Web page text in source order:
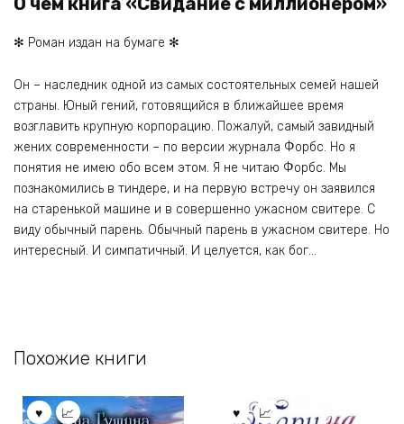
✻ Роман издан на бумаге ✻
Он – наследник одной из самых состоятельных семей нашей
страны. Юный гений, готовящийся в ближайшее время
возглавить крупную корпорацию. Пожалуй, самый завидный
жених современности – по версии журнала Форбс. Но я
понятия не имею обо всем этом. Я не читаю Форбс. Мы
познакомились в тиндере, и на первую встречу он заявился
на старенькой машине и в совершенно ужасном свитере. С
виду обычный парень. Обычный парень в ужасном свитере. Но
интересный. И симпатичный. И целуется, как бог…
Похожие книги